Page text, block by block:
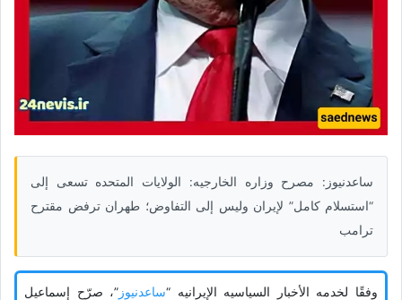
ساعدنیوز: مصرح وزاره الخارجیه: الولایات المتحده تسعى إلى
“استسلام کامل” لإیران ولیس إلى التفاوض؛ طهران ترفض مقترح
ترامب
وفقًا لخدمه الأخبار السیاسیه الإیرانیه “ساعدنیوز ”، صرّح إسماعیل